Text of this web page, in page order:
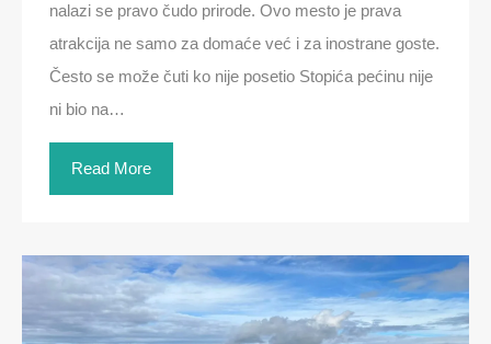
nalazi se pravo čudo prirode. Ovo mesto je prava
atrakcija ne samo za domaće već i za inostrane goste.
Često se može čuti ko nije posetio Stopića pećinu nije
ni bio na…
Read More